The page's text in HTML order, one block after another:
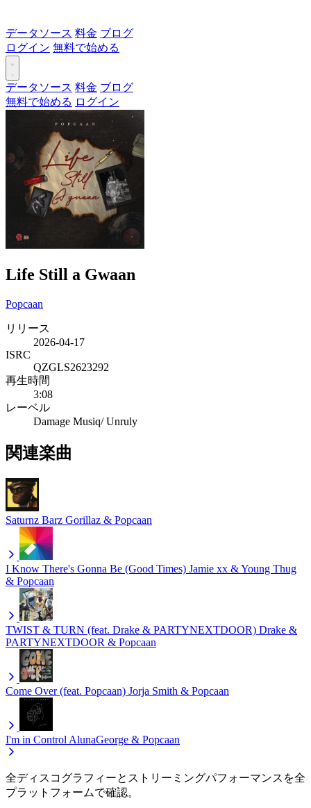
データソース 料金 ブログ
ログイン 無料で始める
データソース 料金 ブログ
無料で始める ログイン
Life Still a Gwaan
Popcaan
リリース
2026-04-17
ISRC
QZGLS2623292
再生時間
3:08
レーベル
Damage Musiq/ Unruly
関連楽曲
Saturnz Barz Gorillaz & Popcaan
I Know There's Gonna Be (Good Times) Jamie xx & Young Thug
& Popcaan
TWIST & TURN (feat. Drake & PARTYNEXTDOOR) Drake &
PARTYNEXTDOOR & Popcaan
Come Over (feat. Popcaan) Jorja Smith & Popcaan
I'm in Control AlunaGeorge & Popcaan
全ディスコグラフィーとストリーミングパフォーマンスを全
プラットフォームで確認。